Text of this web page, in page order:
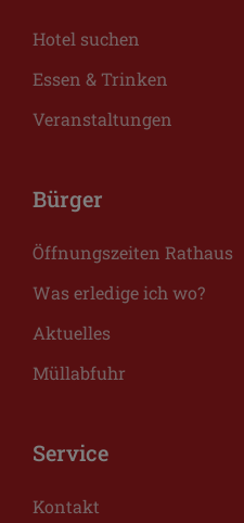
Hotel suchen
Essen & Trinken
Veranstaltungen
Bürger
Öffnungszeiten Rathaus
Was erledige ich wo?
Aktuelles
Müllabfuhr
Service
Kontakt